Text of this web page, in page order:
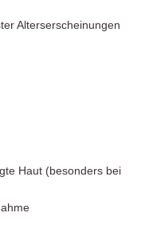
Alterserscheinungen
Haut (besonders bei